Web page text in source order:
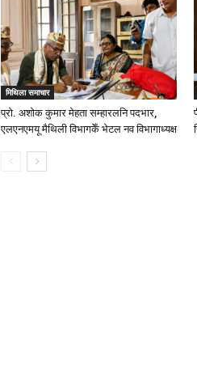
मिथिला समाचार
प्रो. अशोक कुमार मेहता सम्हारलनि पदभार,
एलएनएमयू मैथिली विभागकेँ भेटल नव विभागाध्यक्ष